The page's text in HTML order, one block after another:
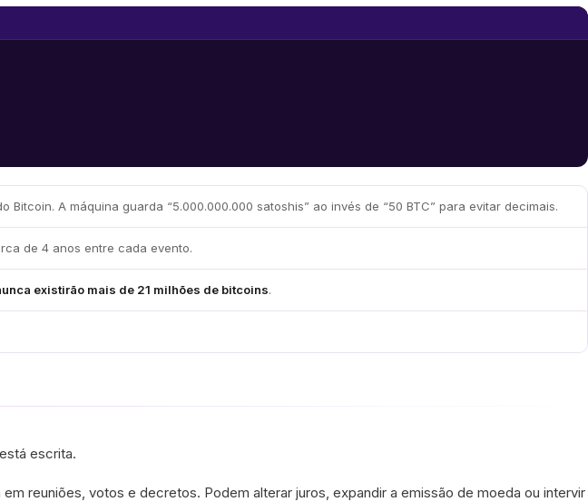
A máquina guarda “5.000.000.000 satoshis” ao invés de “50 BTC” para evitar decimais.
de 4 anos entre cada evento.
existirão mais de 21 milhões de bitcoins.
escrita.
reuniões, votos e decretos. Podem alterar juros, expandir a emissão de moeda ou intervir